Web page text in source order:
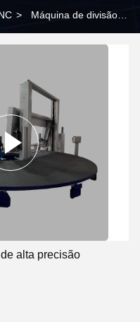
> Máquina de divisão
alta precisão